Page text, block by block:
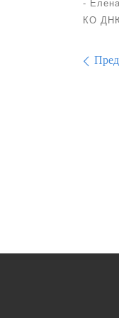
-
КО